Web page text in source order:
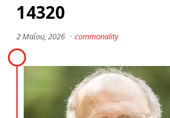
14320
2 Μαΐου, 2026 · commonality